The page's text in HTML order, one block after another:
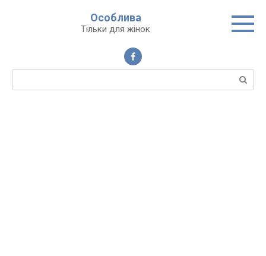
Особлива
Тільки для жінок
Пошук: